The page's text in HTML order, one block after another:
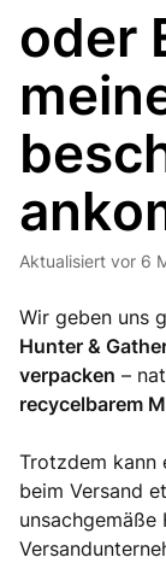
oder
Aktualisiert vor 6
Wir geben uns
Hunter &
verpacken –
recycelbarem
Trotzdem kann
beim Versand
unsachgemäße